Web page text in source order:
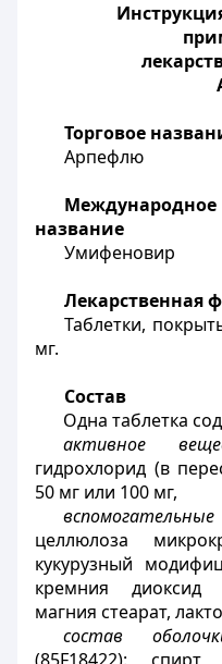
Торговое
Арпефлю
название
Умифеновир
Лекарственная
Таблетки,
мг.
Состав
Одна таблетка
активное
гидрохлорид (в
50 мг или 100 мг,
целлюлоза
кукурузный
кремния диоксид
магния стеарат,
состав